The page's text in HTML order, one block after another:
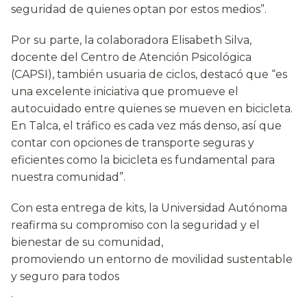
seguridad de quienes optan por estos medios”.
Por su parte, la colaboradora Elisabeth Silva,
docente del Centro de Atención Psicológica
(CAPSI), también usuaria de ciclos, destacó que “es
una excelente iniciativa que promueve el
autocuidado entre quienes se mueven en bicicleta.
En Talca, el tráfico es cada vez más denso, así que
contar con opciones de transporte seguras y
eficientes como la bicicleta es fundamental para
nuestra comunidad”.
Con esta entrega de kits, la Universidad Autónoma
reafirma su compromiso con la seguridad y el
bienestar de su comunidad,
promoviendo un entorno de movilidad sustentable
y seguro para todos
.